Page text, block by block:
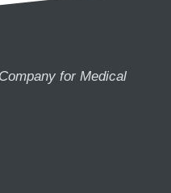
for Medical